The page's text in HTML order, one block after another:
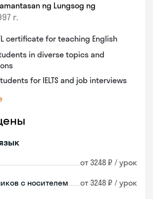
ng Lungsog ng
г.
certificate for teaching English
in diverse topics and
for IELTS and job interviews
от 3248 ₽ / урок
с носителем от 3248 ₽ / урок